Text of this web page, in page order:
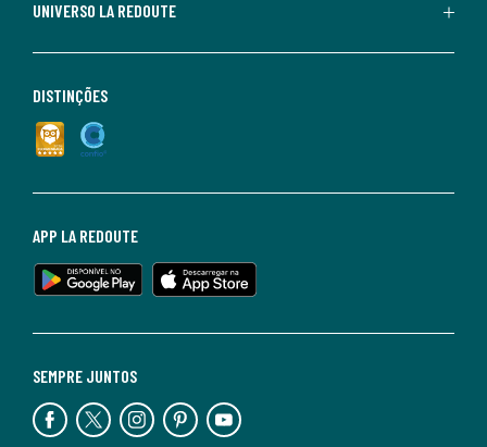
UNIVERSO LA REDOUTE
SEMPRE JUNTOS
APP LA REDOUTE
DISTINÇÕES